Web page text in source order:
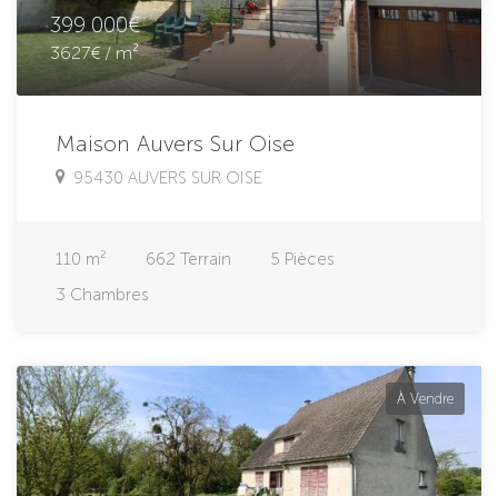
399 000€
3627€ / m²
Maison Auvers Sur Oise
95430 AUVERS SUR OISE
110 m² 662 Terrain 5 Pièces
3 Chambres
À Vendre